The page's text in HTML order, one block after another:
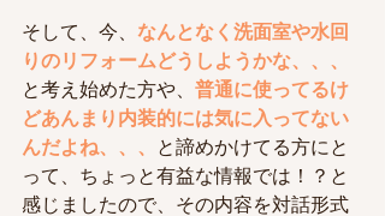
そして、今、 なんとなく洗面室や水回
りのリフォームどうしようかな、、、
と考え始めた方や、 普通に使ってるけ
どあんまり内装的には気に入ってない
んだよね、、、
と諦めかけてる方にと
って、ちょっと有益な情報では！？と
感じましたので、その内容を対話形式